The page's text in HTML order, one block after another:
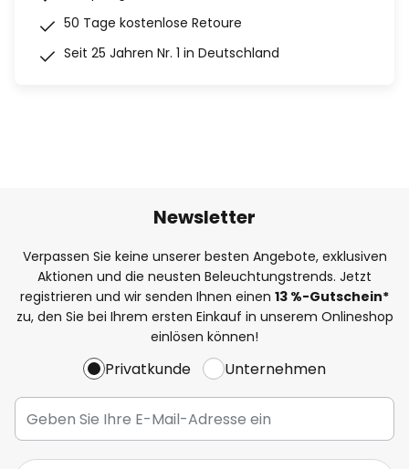
50 Tage kostenlose Retoure
Seit 25 Jahren Nr. 1 in Deutschland
Newsletter
Verpassen Sie keine unserer besten Angebote, exklusiven
Aktionen und die neusten Beleuchtungstrends. Jetzt
registrieren und wir senden Ihnen einen 13 %-Gutschein*
zu, den Sie bei Ihrem ersten Einkauf in unserem Onlineshop
einlösen können!
Privatkunde Unternehmen